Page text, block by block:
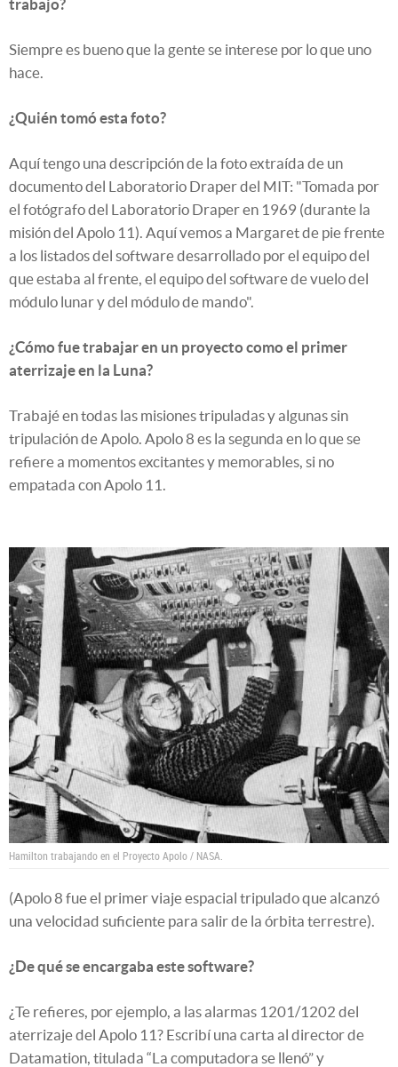
trabajo?
Siempre es bueno que la gente se interese por lo que uno
hace.
¿Quién tomó esta foto?
Aquí tengo una descripción de la foto extraída de un
documento del Laboratorio Draper del MIT: "Tomada por
el fotógrafo del Laboratorio Draper en 1969 (durante la
misión del Apolo 11). Aquí vemos a Margaret de pie frente
a los listados del software desarrollado por el equipo del
que estaba al frente, el equipo del software de vuelo del
módulo lunar y del módulo de mando".
¿Cómo fue trabajar en un proyecto como el primer
aterrizaje en la Luna?
Trabajé en todas las misiones tripuladas y algunas sin
tripulación de Apolo. Apolo 8 es la segunda en lo que se
refiere a momentos excitantes y memorables, si no
empatada con Apolo 11.
Hamilton trabajando en el Proyecto Apolo / NASA.
(Apolo 8 fue el primer viaje espacial tripulado que alcanzó
una velocidad suficiente para salir de la órbita terrestre).
¿De qué se encargaba este software?
¿Te refieres, por ejemplo, a las alarmas 1201/1202 del
aterrizaje del Apolo 11? Escribí una carta al director de
Datamation, titulada “La computadora se llenó” y